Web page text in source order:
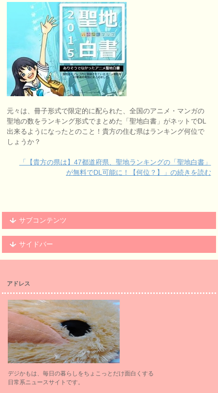
元々は、冊子形式で限定的に配られた、全国のアニメ・マンガの
聖地の数をランキング形式でまとめた「聖地白書」がネットでDL
出来るようになったとのこと！貴方の住む県はランキング何位で
しょうか？
「【貴方の県は】47都道府県、聖地ランキングの「聖地白書」
が無料でDL可能に！【何位？】」の続きを読む
サブコンテンツ
サイドバー
アドレス
デジかもは、毎日の暮らしをちょこっとだけ面白くする
日常系ニュースサイトです。